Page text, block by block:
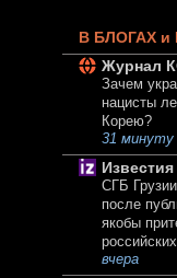
В БЛОГАХ
Журнал
Зачем
нацисты
Корею?
31 минуту
Известия
СГБ
после
якобы
вчера